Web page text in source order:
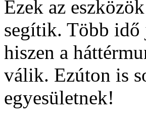
Ezek az
segítik. Több idő
hiszen a
válik. Ezúton is
egyesületnek!